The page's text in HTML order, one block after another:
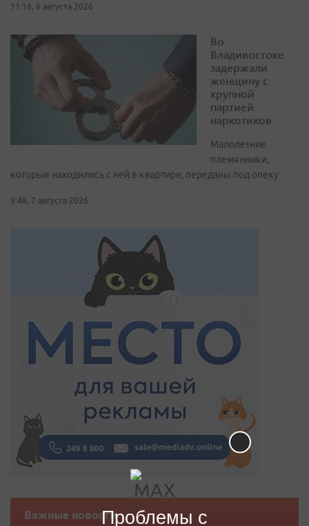
11:16, 6 августа 2026
Во
Владивостоке
задержали
женщину с
крупной
партией
наркотиков
Малолетние
племянники,
которые находились с ней в квартире, переданы под опеку
9:48, 7 августа 2026
Важные новостиПроблемы с